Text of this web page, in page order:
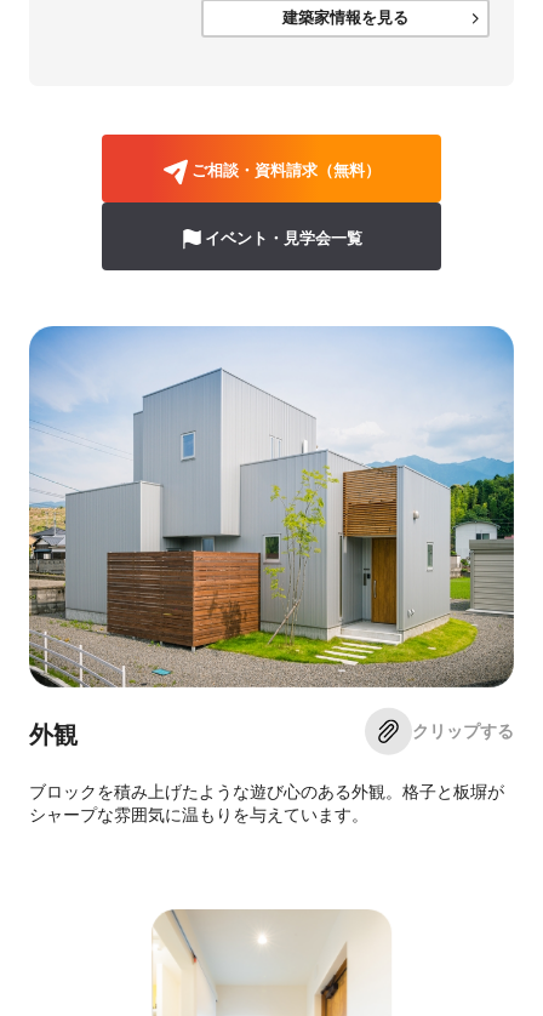
建築家情報を見る
ご相談・資料請求（無料）
イベント・見学会一覧
外観
ブロックを積み上げたような遊び心のある外観。格子と板塀が
シャープな雰囲気に温もりを与えています。
クリップする